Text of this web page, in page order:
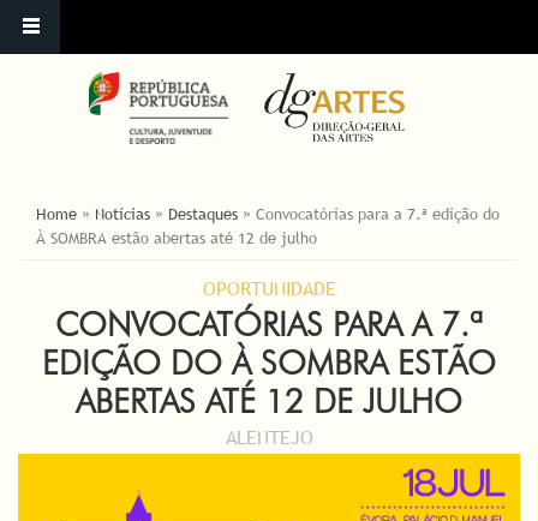
ESTÁ AQUI
Home » Notícias » Destaques » Convocatórias para a 7.ª edição do
À SOMBRA estão abertas até 12 de julho
OPORTUNIDADE
CONVOCATÓRIAS PARA A 7.ª
EDIÇÃO DO À SOMBRA ESTÃO
ABERTAS ATÉ 12 DE JULHO
ALENTEJO